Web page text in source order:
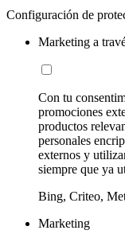
Configuración de
Marketing a
Con tu
promociones
productos
personales
externos y
siempre que ya
Bing, Criteo,
Marketing